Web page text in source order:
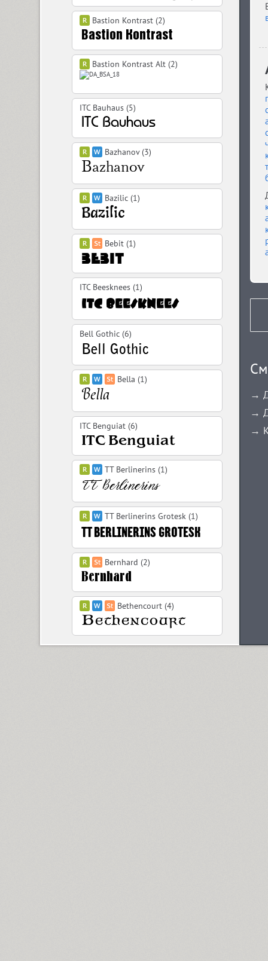
Bastion Kontrast (2)
Bastion Kontrast Alt (2)
ITC Bauhaus (5)
Bazhanov (3)
Bazilic (1)
Bebit (1)
ITC Beesknees (1)
Bell Gothic (6)
Bella (1)
ITC Benguiat (6)
TT Berlinerins (1)
TT Berlinerins Grotesk (1)
Bernhard (2)
Bethencourt (4)
Betina Script (3)
→
→
→